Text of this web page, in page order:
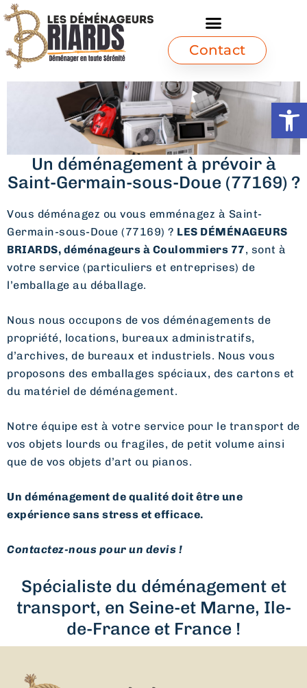
Ouvrir
Contact
Un déménagement à prévoir à
Saint-Germain-sous-Doue (77169) ?
Vous déménagez ou vous emménagez à Saint-
Germain-sous-Doue (77169) ? LES DÉMÉNAGEURS
BRIARDS, déménageurs à Coulommiers 77, sont à
votre service (particuliers et entreprises) de
l’emballage au déballage.
Nous nous occupons de vos déménagements de
propriété, locations, bureaux administratifs,
d’archives, de bureaux et industriels. Nous vous
proposons des emballages spéciaux, des cartons et
du matériel de déménagement.
Notre équipe est à votre service pour le transport de
vos objets lourds ou fragiles, de petit volume ainsi
que de vos objets d’art ou pianos.
Un déménagement de qualité doit être une
expérience sans stress et efficace.
Contactez-nous pour un devis !
Spécialiste du déménagement et
transport, en Seine-et Marne, Ile-
de-France et France !